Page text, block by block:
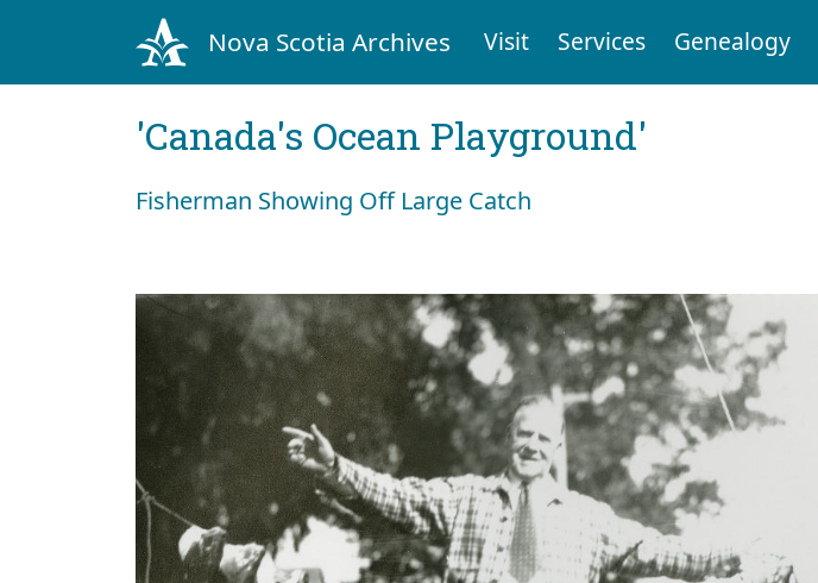
Nova Scotia Archives Visit Services Genealogy
'Canada's Ocean Playground'
Fisherman Showing Off Large Catch